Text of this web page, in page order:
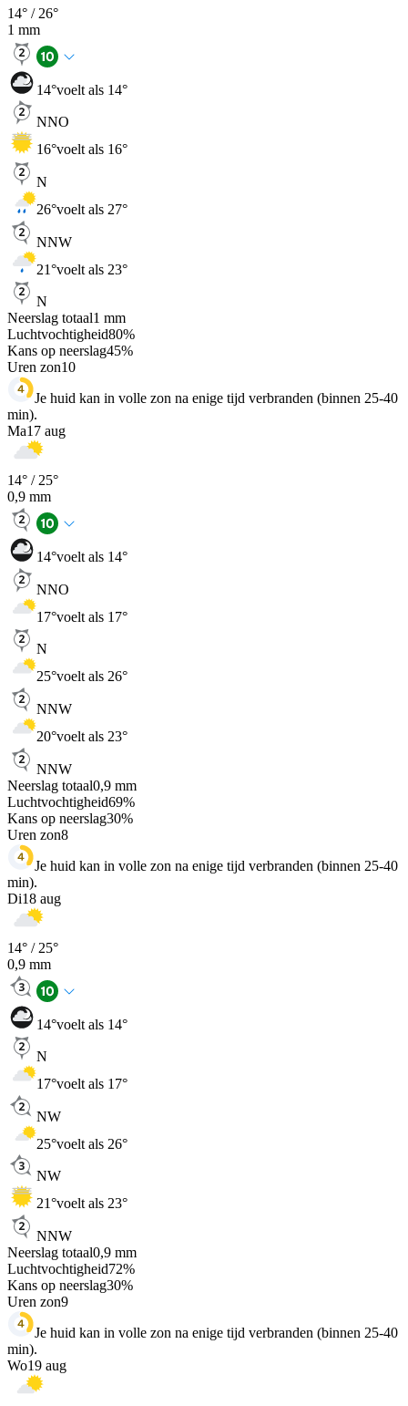
14° / 26°
1 mm
14°voelt als 14°
NNO
16°voelt als 16°
N
26°voelt als 27°
NNW
21°voelt als 23°
N
Neerslag totaal1 mm
Luchtvochtigheid80%
Kans op neerslag45%
Uren zon10
Je huid kan in volle zon na enige tijd verbranden (binnen 25-40
min).
Ma17 aug
14° / 25°
0,9 mm
14°voelt als 14°
NNO
17°voelt als 17°
N
25°voelt als 26°
NNW
20°voelt als 23°
NNW
Neerslag totaal0,9 mm
Luchtvochtigheid69%
Kans op neerslag30%
Uren zon8
Je huid kan in volle zon na enige tijd verbranden (binnen 25-40
min).
Di18 aug
14° / 25°
0,9 mm
14°voelt als 14°
N
17°voelt als 17°
NW
25°voelt als 26°
NW
21°voelt als 23°
NNW
Neerslag totaal0,9 mm
Luchtvochtigheid72%
Kans op neerslag30%
Uren zon9
Je huid kan in volle zon na enige tijd verbranden (binnen 25-40
min).
Wo19 aug